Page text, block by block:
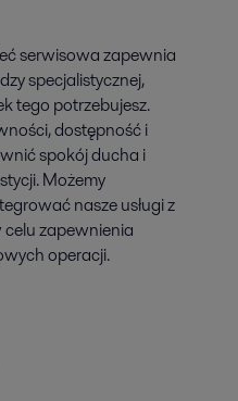
serwisowa zapewnia
specjalistycznej,
tego potrzebujesz.
dostępność i
spokój ducha i
Możemy
nasze usługi z
zapewnienia
operacji.